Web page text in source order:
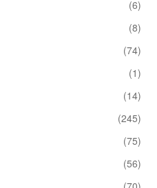
(6)
(8)
(74)
(1)
(14)
(245)
(75)
(56)